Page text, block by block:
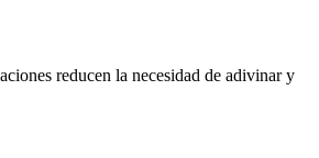
reducen la necesidad de adivinar y